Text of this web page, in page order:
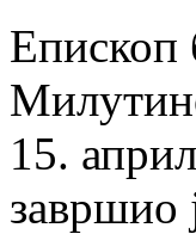
Епископ
15.
завршио